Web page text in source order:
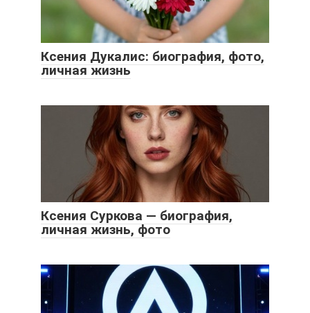
Ксения Дукалис: биография, фото,
личная жизнь
Ксения Суркова — биография,
личная жизнь, фото